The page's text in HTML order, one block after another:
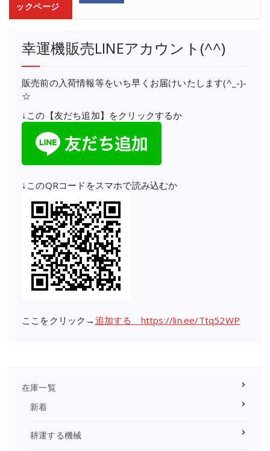
ックページ
幸運機販売LINEアカウント(^^)
販売前の入荷情報等をいち早くお届けいたします(^_-)-
☆
↓この【友だち追加】をクリックするか
↓このQRコードをスマホで読み込むか
ここをクリック→ 追加する https://lin.ee/Ttq52WP
在庫一覧
新着
耕運する機械